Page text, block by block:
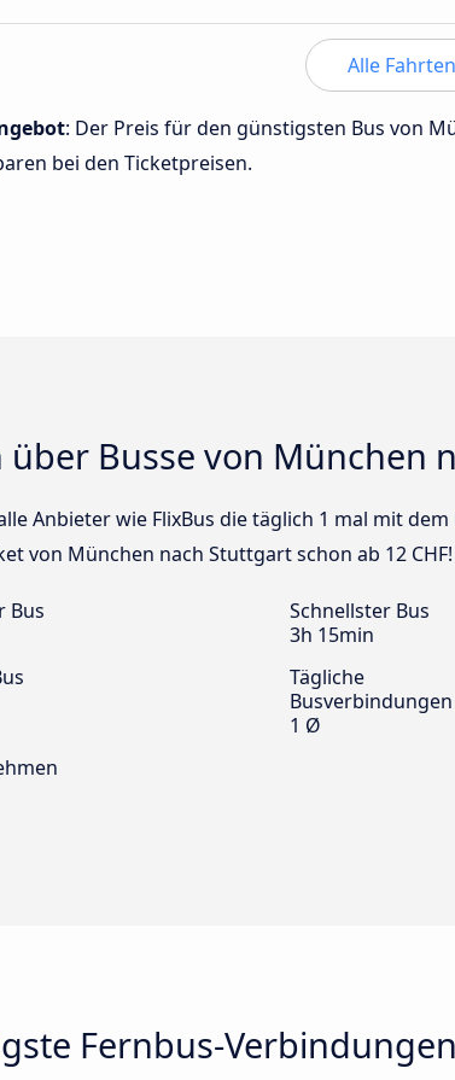
Alle
: Der Preis für den günstigsten Bus von
bei den Ticketpreisen.
über Busse von München
Anbieter wie FlixBus die täglich 1 mal mit
von München nach Stuttgart schon ab 12 CHF!
Bus
Schnellster Bus
3h 15min
Tägliche
Busverbindungen
1 Ø
Fernbus-